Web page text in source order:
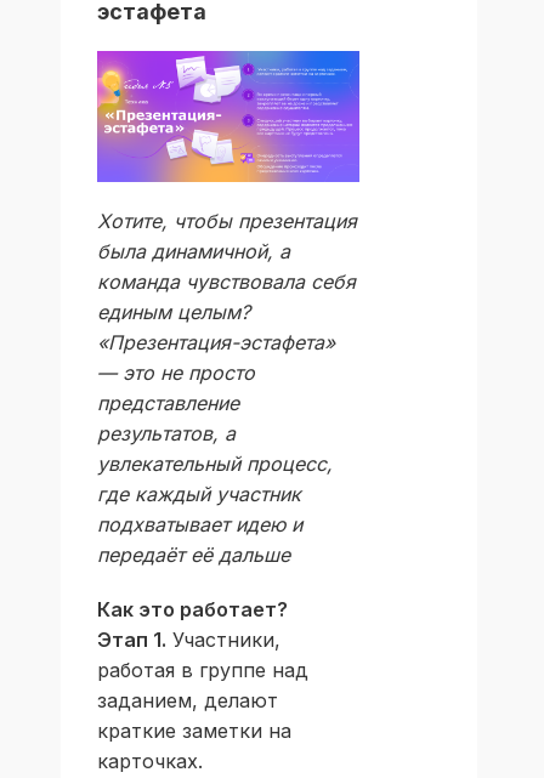
эстафета
Хотите, чтобы презентация
была динамичной, а
команда чувствовала себя
единым целым?
«Презентация-эстафета»
— это не просто
представление
результатов, а
увлекательный процесс,
где каждый участник
подхватывает идею и
передаёт её дальше
Как это работает?
Этап 1. Участники,
работая в группе над
заданием, делают
краткие заметки на
карточках.